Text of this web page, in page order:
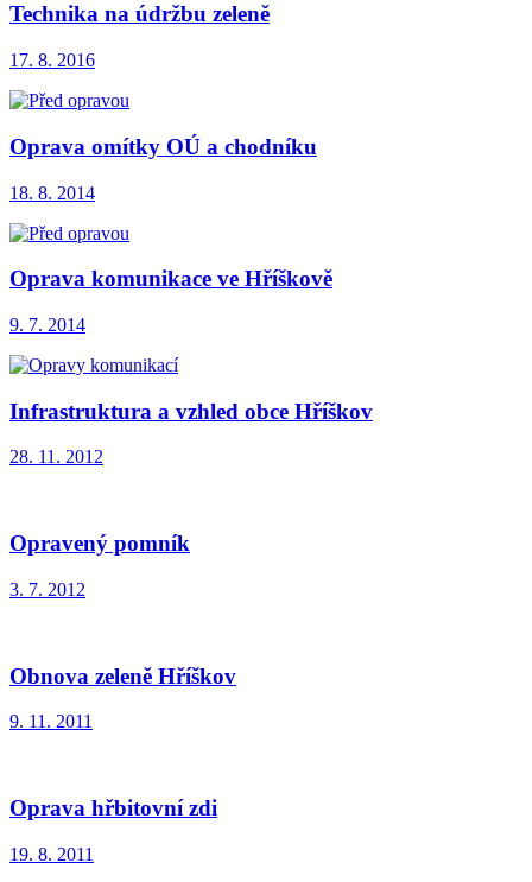
Technika na údržbu zeleně
17. 8. 2016
Oprava omítky OÚ a chodníku
18. 8. 2014
Oprava komunikace ve Hříškově
9. 7. 2014
Infrastruktura a vzhled obce Hříškov
28. 11. 2012
Opravený pomník
3. 7. 2012
Obnova zeleně Hříškov
9. 11. 2011
Oprava hřbitovní zdi
19. 8. 2011